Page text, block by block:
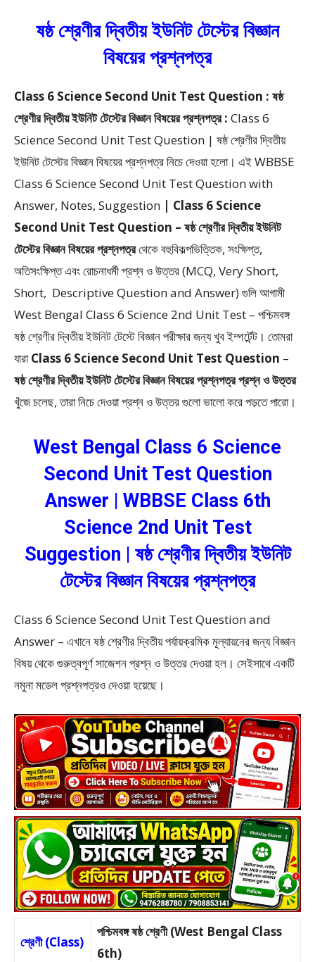
ষষ্ঠ শ্রেণীর দ্বিতীয় ইউনিট টেস্টের বিজ্ঞান
বিষয়ের প্রশ্নপত্র
Class 6 Science Second Unit Test Question : ষষ্ঠ
শ্রেণীর দ্বিতীয় ইউনিট টেস্টের বিজ্ঞান বিষয়ের প্রশ্নপত্র : Class 6
Science Second Unit Test Question | ষষ্ঠ শ্রেণীর দ্বিতীয়
ইউনিট টেস্টের বিজ্ঞান বিষয়ের প্রশ্নপত্রনিচে দেওয়া হলো। এই WBBSE
Class 6 Science Second Unit Test Question with
Answer, Notes, Suggestion | Class 6 Science
Second Unit Test Question – ষষ্ঠ শ্রেণীর দ্বিতীয় ইউনিট
টেস্টের বিজ্ঞান বিষয়ের প্রশ্নপত্রথেকেবহুবিকল্পভিত্তিক, সংক্ষিপ্ত,
অতিসংক্ষিপ্ত এবং রোচনাধর্মী প্রশ্ন ও উত্তর (MCQ, Very Short,
Short, Descriptive Question and Answer)গুলি আগামী
West Bengal Class 6 Science 2nd Unit Test – পশ্চিমবঙ্গ
ষষ্ঠ শ্রেণীর দ্বিতীয় ইউনিট টেস্টে বিজ্ঞান পরীক্ষার জন্য খুব ইম্পর্টেন্ট। তোমরা
যারাClass 6 Science Second Unit Test Question –
ষষ্ঠ শ্রেণীর দ্বিতীয় ইউনিট টেস্টের বিজ্ঞান বিষয়ের প্রশ্নপত্র প্রশ্ন ও উত্তর
খুঁজে চলেছ, তারা নিচে দেওয়া প্রশ্ন ও উত্তর গুলো ভালো করে পড়তে পারো।
West Bengal Class 6 Science
Second Unit Test Question
Answer | WBBSE Class 6th
Science 2nd Unit Test
Suggestion | ষষ্ঠ শ্রেণীর দ্বিতীয় ইউনিট
টেস্টের বিজ্ঞান বিষয়ের প্রশ্নপত্র
Class 6 Science Second Unit Test Question and
Answer – এখানে ষষ্ঠ শ্রেণীর দ্বিতীয় পর্যায়ক্রমিক মূল্যায়নের জন্য বিজ্ঞান
বিষয় থেকে গুরুত্বপূর্ণ সাজেশন প্রশ্ন ও উত্তর দেওয়া হল। সেইসাথে একটি
নমুনা মডেল প্রশ্নপত্রও দেওয়া হয়েছে।
শ্রেণী (Class)
পশ্চিমবঙ্গ ষষ্ঠ শ্রেণী (West Bengal Class
6th)